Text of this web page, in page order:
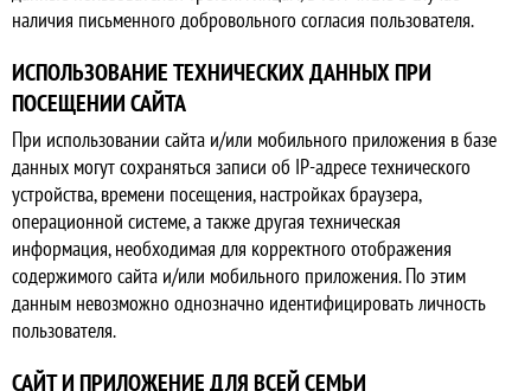
наличия письменного добровольного согласия пользователя.
ИСПОЛЬЗОВАНИЕ ТЕХНИЧЕСКИХ ДАННЫХ ПРИ
ПОСЕЩЕНИИ САЙТА
При использовании сайта и/или мобильного приложения в базе
данных могут сохраняться записи об IP-адресе технического
устройства, времени посещения, настройках браузера,
операционной системе, а также другая техническая
информация, необходимая для корректного отображения
содержимого сайта и/или мобильного приложения. По этим
данным невозможно однозначно идентифицировать личность
пользователя.
САЙТ И ПРИЛОЖЕНИЕ ДЛЯ ВСЕЙ СЕМЬИ